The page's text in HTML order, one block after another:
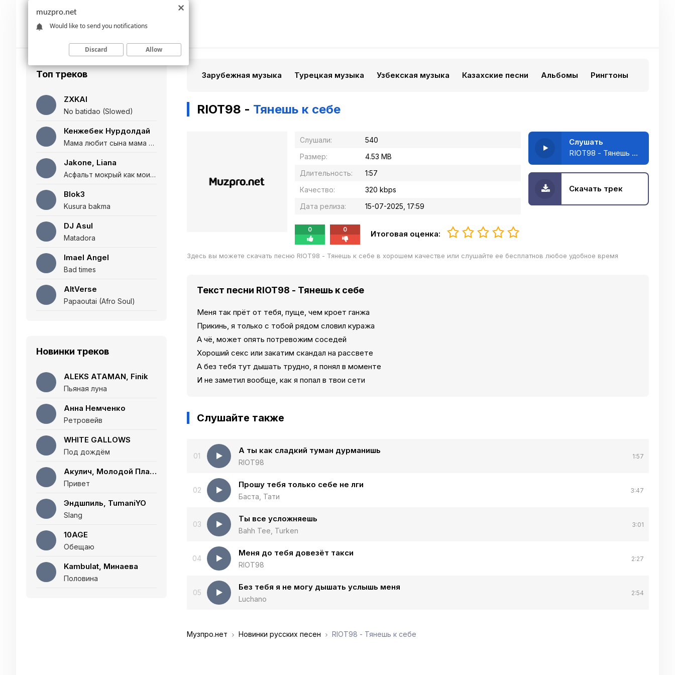
Топ треков
ZXKAI
No batidao (Slowed)
Кенжебек Нурдолдай
Мама любит сына мама любит дочь (Полная версия)
Jakone, Liana
Асфальт мокрый как мои глаза и я нарезаю
Blok3
Kusura bakma
DJ Asul
Matadora
Imael Angel
Bad times
AltVerse
Papaoutai (Afro Soul)
Новинки треков
ALEKS ATAMAN, Finik
Пьяная луна
Анна Немченко
Ретровейв
WHITE GALLOWS
Под дождём
Акулич, Молодой Платон
Привет
Эндшпиль, TumaniYO
Slang
10AGE
Обещаю
Kambulat, Минаева
Половина
Зарубежная музыка Турецкая музыка Узбекская музыка Казахские песни Альбомы Рингтоны
RIOT98 - Тянешь к себе
Слушали:
540
Размер:
4.53 MB
Длительность:
1:57
Качество:
320 kbps
Дата релиза:
15-07-2025, 17:59
0 0 Итоговая оценка:
Слушать
RIOT98 - Тянешь к себе
Скачать трек
Здесь вы можете скачать песню RIOT98 - Тянешь к себе в хорошем качестве или слушайте ее бесплатнов любое удобное время
Текст песни RIOT98 - Тянешь к себе
Меня так прёт от тебя, пуще, чем кроет ганжа
Прикинь, я только с тобой рядом словил куража
А чё, может опять потревожим соседей
Хороший секс или закатим скандал на рассвете
А без тебя тут дышать трудно, я понял в моменте
И не заметил вообще, как я попал в твои сети
Слушайте также
01
А ты как сладкий туман дурманишь
RIOT98
1:57
02
Прошу тебя только себе не лги
Баста, Тати
3:47
03
Ты все усложняешь
Bahh Tee, Turken
3:01
04
Меня до тебя довезёт такси
RIOT98
2:27
05
Без тебя я не могу дышать услышь меня
Luchano
2:54
Музпро.нет Новинки русских песен RIOT98 - Тянешь к себе
muzpro.net
Would like to send you notifications
Discard Allow